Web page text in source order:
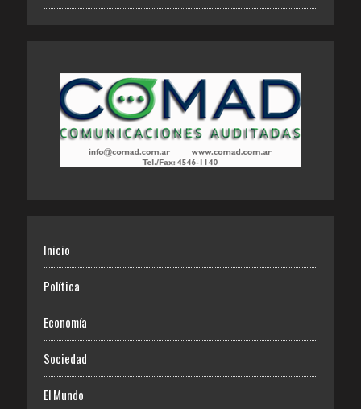
Inicio
Política
Economía
Sociedad
El Mundo